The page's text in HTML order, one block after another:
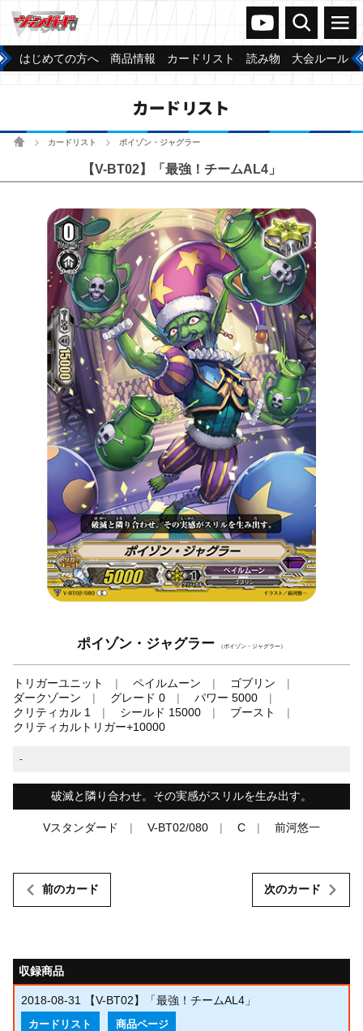
ヴァンガードch
検索 メニュー
はじめての方へ 商品情報 カードリスト 読み物 大会ルール
カードリスト
ホームカードリスト ポイゾン・ジャグラー
【V-BT02】「最強！チームAL4」
ポイゾン・ジャグラー （ポイゾン・ジャグラー）
トリガーユニット ペイルムーン
ゴブリン
ダークゾーン
グレード 0
パワー 5000
クリティカル 1
シールド 15000
ブースト
クリティカルトリガー+10000
-
破滅と隣り合わせ。その実感がスリルを生み出す。
Vスタンダード V-BT02/080 C 前河悠一
前のカード 次のカード
収録商品
2018-08-31 【V-BT02】「最強！チームAL4」
カードリスト 商品ページ